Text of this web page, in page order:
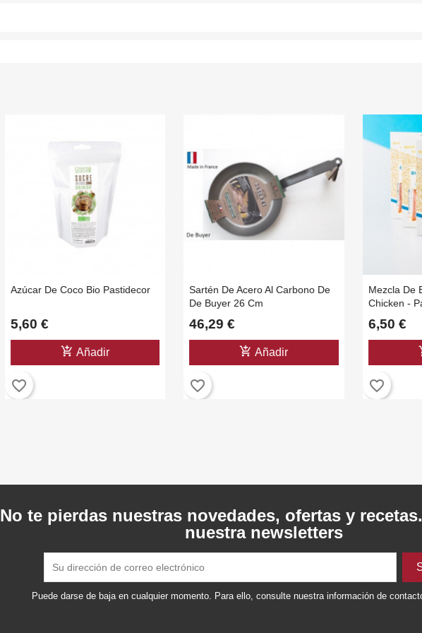
Azúcar De Coco Bio Pastidecor
5,60 €
add_shopping_cart Añadir
favorite_border
Sartén De Acero Al Carbono De
De Buyer 26 Cm
46,29 €
add_shopping_cart Añadir
favorite_border
Mezcla De
Chicken -
6,50 €
favorite_border
No te pierdas nuestras novedades, ofertas y
nuestra newsletters
Puede darse de baja en cualquier momento. Para ello, consulte nuestra información de